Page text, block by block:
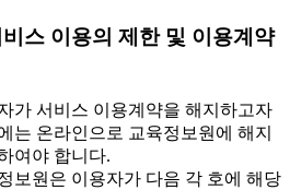
스 이용의 제한 및 이용계약
가 서비스 이용계약을 해지하고자
는 온라인으로 교육정보원에 해지
여야 합니다.
보원은 이용자가 다음 각 호에 해당